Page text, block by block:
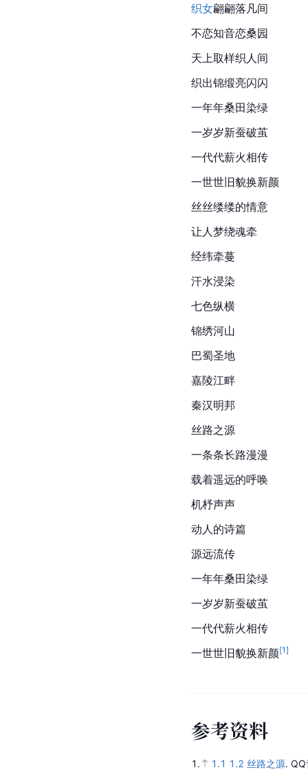
织女翩翩落凡间
不恋知音恋桑园
天上取样织人间
织出锦缎亮闪闪
一年年桑田染绿
一岁岁新蚕破茧
一代代薪火相传
一世世旧貌换新颜
丝丝缕缕的情意
让人梦绕魂牵
经纬牵蔓
汗水浸染
七色纵横
锦绣河山
巴蜀圣地
嘉陵江畔
秦汉明邦
丝路之源
一条条长路漫漫
载着遥远的呼唤
机杼声声
动人的诗篇
源远流传
一年年桑田染绿
一岁岁新蚕破茧
一代代薪火相传
一世世旧貌换新颜[1]
参考资料
1. 1.1 1.2 丝路之源.